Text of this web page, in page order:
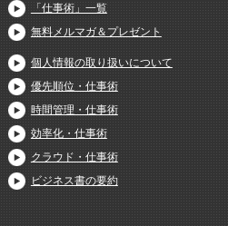
「仕事術」一覧
無料メルマガ＆プレゼント
個人情報の取り扱いについて
優先順位・仕事術
時間管理・仕事術
効率化・仕事術
クラウド・仕事術
ビジネス書の要約